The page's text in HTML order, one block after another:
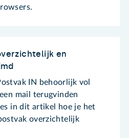
en
IN behoorlijk vol
mail terugvinden
in dit artikel hoe je het
overzichtelijk